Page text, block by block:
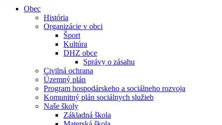
Obec
História
Organizácie v obci
Šport
Kultúra
DHZ obce
Správy o zásahu
Civilná ochrana
Územný plán
Program hospodárskeho a sociálneho rozvoja
Komunitný plán sociálnych služieb
Naše školy
Základná škola